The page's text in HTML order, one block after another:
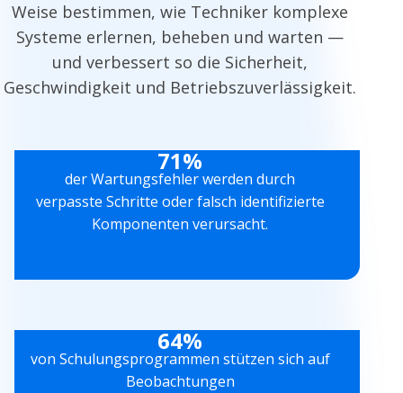
Weise bestimmen, wie Techniker komplexe
Systeme erlernen, beheben und warten —
und verbessert so die Sicherheit,
Geschwindigkeit und Betriebszuverlässigkeit.
71%
der Wartungsfehler werden durch
verpasste Schritte oder falsch identifizierte
Komponenten verursacht.
64%
von Schulungsprogrammen stützen sich auf
Beobachtungen